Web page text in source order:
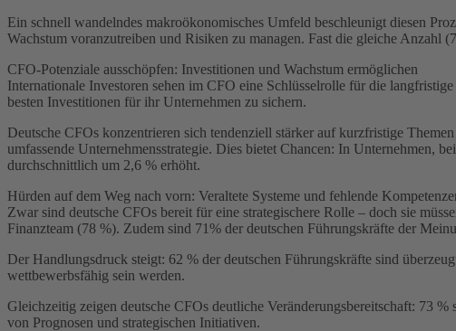
Ein schnell wandelndes makroökonomisches Umfeld beschleunigt diesen
Wachstum voranzutreiben und Risiken zu managen. Fast die gleiche Anzahl
CFO-Potenziale ausschöpfen: Investitionen und Wachstum ermöglichen
Internationale Investoren sehen im CFO eine Schlüsselrolle für die
besten Investitionen für ihr Unternehmen zu sichern.
Deutsche CFOs konzentrieren sich tendenziell stärker auf kurzfristige
umfassende Unternehmensstrategie. Dies bietet Chancen: In Unternehmen,
durchschnittlich um 2,6 % erhöht.
Hürden auf dem Weg nach vorn: Veraltete Systeme und fehlende
Zwar sind deutsche CFOs bereit für eine strategischere Rolle – doch sie
Finanzteam (78 %). Zudem sind 71% der deutschen Führungskräfte der
Der Handlungsdruck steigt: 62 % der deutschen Führungskräfte sind
wettbewerbsfähig sein werden.
Gleichzeitig zeigen deutsche CFOs deutliche Veränderungsbereitschaft: 73
von Prognosen und strategischen Initiativen.